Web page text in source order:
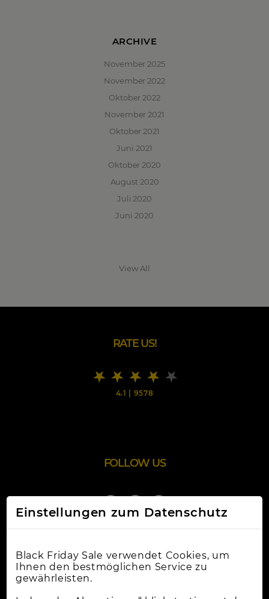
ARCHIVE
November 2025
November 2022
Oktober 2022
November 2021
Oktober 2021
Juni 2021
Oktober 2020
August 2020
Juli 2020
Juni 2020
View All
RATE US!
4.1 | 9578
FOLLOW US
Einstellungen zum Datenschutz
Black Friday Sale verwendet Cookies, um
Ihnen den bestmöglichen Service zu
gewährleisten.